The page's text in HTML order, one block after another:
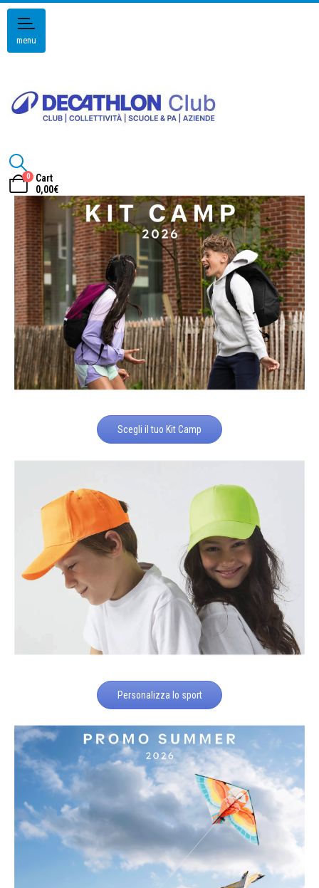
menu
0
Cart
0,00€
Scegli il tuo Kit Camp
Personalizza lo sport